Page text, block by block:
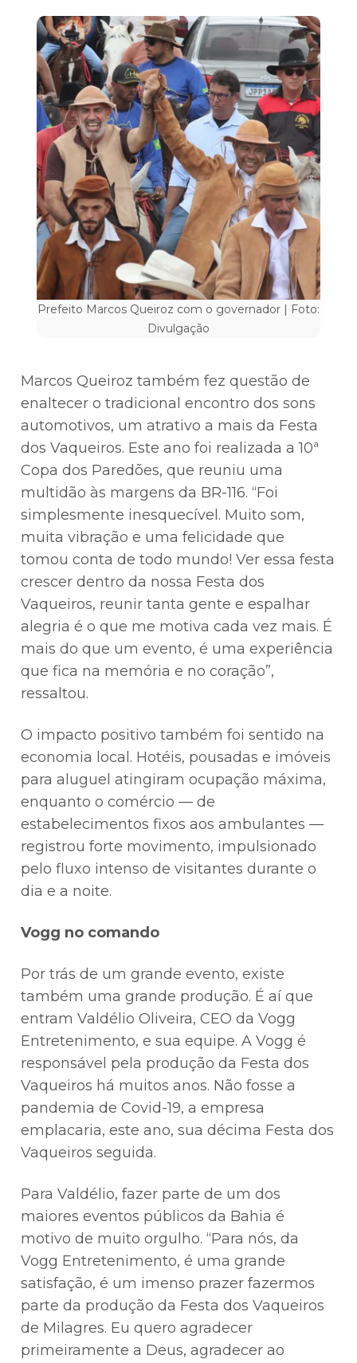
Prefeito Marcos Queiroz com o governador | Foto:
Divulgação
Marcos Queiroz também fez questão de
enaltecer o tradicional encontro dos sons
automotivos, um atrativo a mais da Festa
dos Vaqueiros. Este ano foi realizada a 10ª
Copa dos Paredões, que reuniu uma
multidão às margens da BR-116. “Foi
simplesmente inesquecível. Muito som,
muita vibração e uma felicidade que
tomou conta de todo mundo! Ver essa festa
crescer dentro da nossa Festa dos
Vaqueiros, reunir tanta gente e espalhar
alegria é o que me motiva cada vez mais. É
mais do que um evento, é uma experiência
que fica na memória e no coração”,
ressaltou.
O impacto positivo também foi sentido na
economia local. Hotéis, pousadas e imóveis
para aluguel atingiram ocupação máxima,
enquanto o comércio — de
estabelecimentos fixos aos ambulantes —
registrou forte movimento, impulsionado
pelo fluxo intenso de visitantes durante o
dia e a noite.
Vogg no comando
Por trás de um grande evento, existe
também uma grande produção. É aí que
entram Valdélio Oliveira, CEO da Vogg
Entretenimento, e sua equipe. A Vogg é
responsável pela produção da Festa dos
Vaqueiros há muitos anos. Não fosse a
pandemia de Covid-19, a empresa
emplacaria, este ano, sua décima Festa dos
Vaqueiros seguida.
Para Valdélio, fazer parte de um dos
maiores eventos públicos da Bahia é
motivo de muito orgulho. “Para nós, da
Vogg Entretenimento, é uma grande
satisfação, é um imenso prazer fazermos
parte da produção da Festa dos Vaqueiros
de Milagres. Eu quero agradecer
primeiramente a Deus, agradecer ao